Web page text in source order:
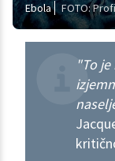
Ebola FOTO:
"To